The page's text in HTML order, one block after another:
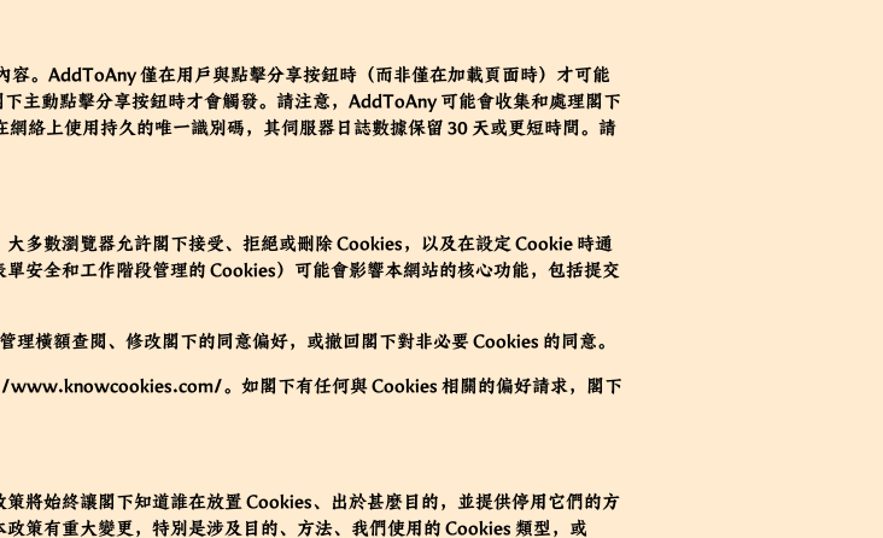
容。AddToAny 僅在用戶與點擊分享按鈕時（而非僅在加載頁面時）才可能
主動點擊分享按鈕時才會觸發。請注意，AddToAny 可能會收集和處理閣下
絡上使用持久的唯一識別碼，其伺服器日誌數據保留 30 天或更短時間。請
多數瀏覽器允許閣下接受、拒絕或刪除 Cookies，以及在設定 Cookie 時通
安全和工作階段管理的 Cookies）可能會影響本網站的核心功能，包括提交
橫額查閱、修改閣下的同意偏好，或撤回閣下對非必要 Cookies 的同意。
。如閣下有任何與 Cookies 相關的偏好請求，閣下
將始終讓閣下知道誰在放置 Cookies、出於甚麼目的，並提供停用它們的方
策有重大變更，特別是涉及目的、方法、我們使用的 Cookies 類型，或